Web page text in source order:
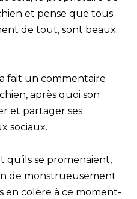
et pense que tous
de tout, sont beaux.
fait un commentaire
après quoi son
et partager ses
sociaux.
qu’ils se promenaient,
de monstrueusement
en colère à ce moment-